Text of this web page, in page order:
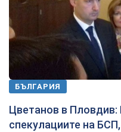
БЪЛГАРИЯ
Цветанов в Пловдив:
спекулациите на